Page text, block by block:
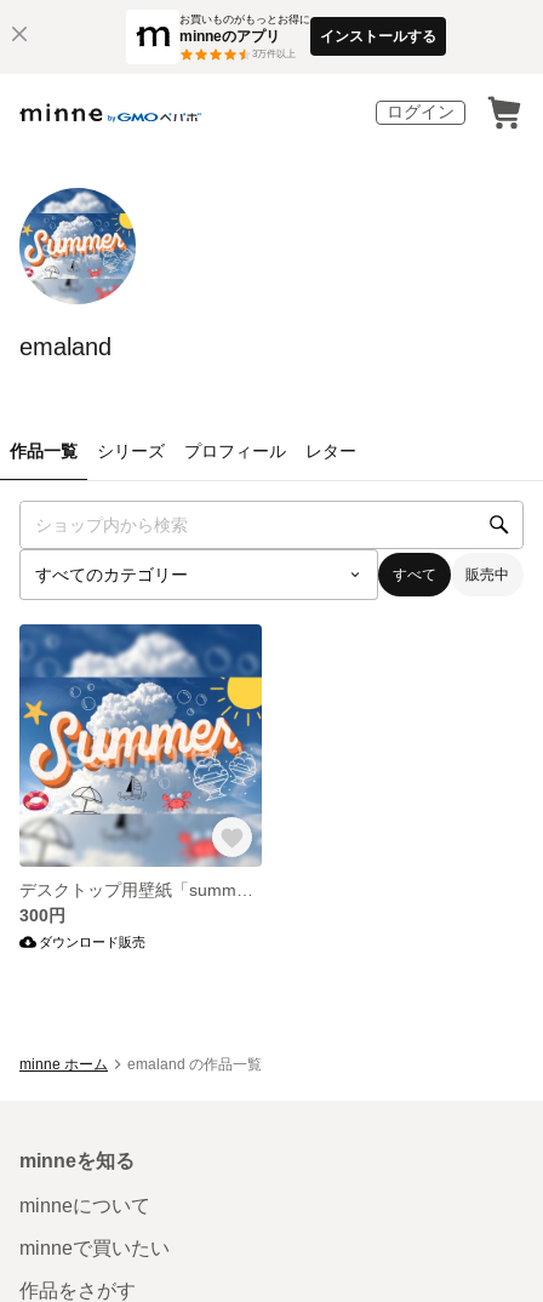
お買いものがもっとお得に
minneのアプリ
3万件以上
インストールする
ログイン
emaland
作品一覧 シリーズ プロフィール レター
すべて 販売中
300円
ダウンロード販売
minne ホーム emaland の作品一覧
minneを知る
minneについて
minneで買いたい
作品をさがす